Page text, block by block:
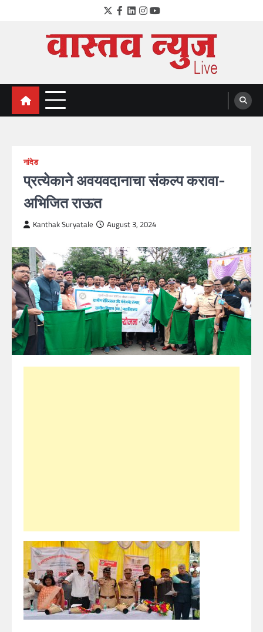
Twitter
Facebook
LinkedIn
Instagram
YouTube
VastavNEWSLive.com
a leading NEWS portal of Maharahstra
नांदेड
प्रत्येकाने अवयवदानाचा संकल्प करावा-
अभिजित राऊत
Kanthak Suryatale August 3, 2024